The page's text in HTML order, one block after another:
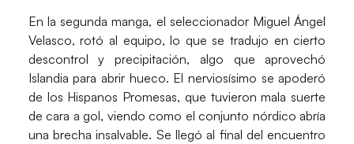
En la segunda manga, el seleccionador Miguel Ángel
Velasco, rotó al equipo, lo que se tradujo en cierto
descontrol y precipitación, algo que aprovechó
Islandia para abrir hueco. El nerviosísimo se apoderó
de los Hispanos Promesas, que tuvieron mala suerte
de cara a gol, viendo como el conjunto nórdico abría
una brecha insalvable. Se llegó al final del encuentro